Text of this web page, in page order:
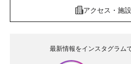
アクセス・施
最新情報をインスタグラム